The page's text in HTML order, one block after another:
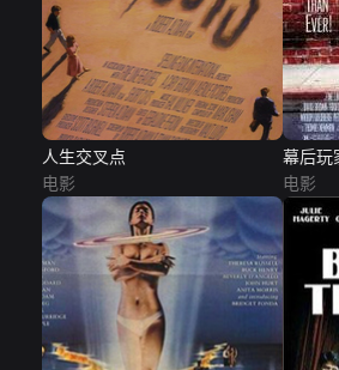
人生交叉点
电影
幕后玩
电影